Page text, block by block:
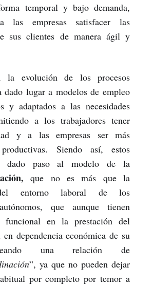
temporal y bajo demanda,
las empresas satisfacer las
sus clientes de manera ágil y
la evolución de los procesos
dado lugar a modelos de empleo
y adaptados a las necesidades
a los trabajadores tener
y a las empresas ser más
Siendo así, estos
dado paso al modelo de la
que no es más que la
entorno laboral de los
que aunque tienen
funcional en la prestación del
dependencia económica de su
una relación de
”, ya que no pueden dejar
por completo por temor a